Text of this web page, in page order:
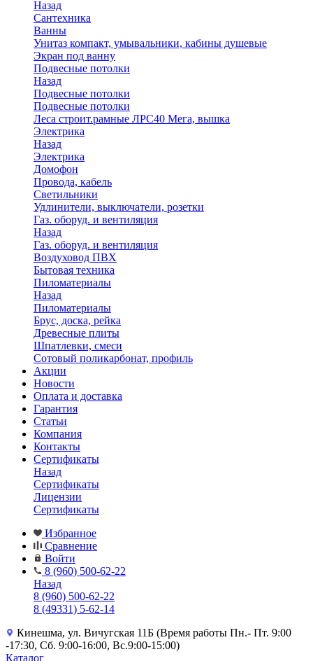
Назад
Сантехника
Ванны
Унитаз компакт, умывальники, кабины душевые
Экран под ванну
Подвесные потолки
Назад
Подвесные потолки
Подвесные потолки
Леса строит.рамные ЛРС40 Мега, вышка
Электрика
Назад
Электрика
Домофон
Провода, кабель
Светильники
Удлинители, выключатели, розетки
Газ. оборуд. и вентиляция
Назад
Газ. оборуд. и вентиляция
Воздуховод ПВХ
Бытовая техника
Пиломатериалы
Назад
Пиломатериалы
Брус, доска, рейка
Древесные плиты
Шпатлевки, смеси
Сотовый поликарбонат, профиль
Акции
Новости
Оплата и доставка
Гарантия
Статьи
Компания
Контакты
Сертификаты
Назад
Сертификаты
Лицензии
Сертификаты
Избранное
Сравнение
Войти
8 (960) 500-62-22
Назад
8 (960) 500-62-22
8 (49331) 5-62-14
Кинешма, ул. Вичугская 11Б (Время работы Пн.- Пт. 9:00
-17:30, Сб. 9:00-16:00, Вс.9:00-15:00)
Каталог